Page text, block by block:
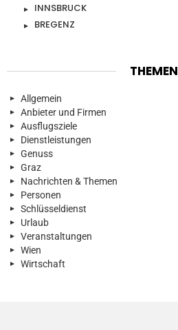
INNSBRUCK
BREGENZ
THEMEN
Allgemein
Anbieter und Firmen
Ausflugsziele
Dienstleistungen
Genuss
Graz
Nachrichten & Themen
Personen
Schlüsseldienst
Urlaub
Veranstaltungen
Wien
Wirtschaft